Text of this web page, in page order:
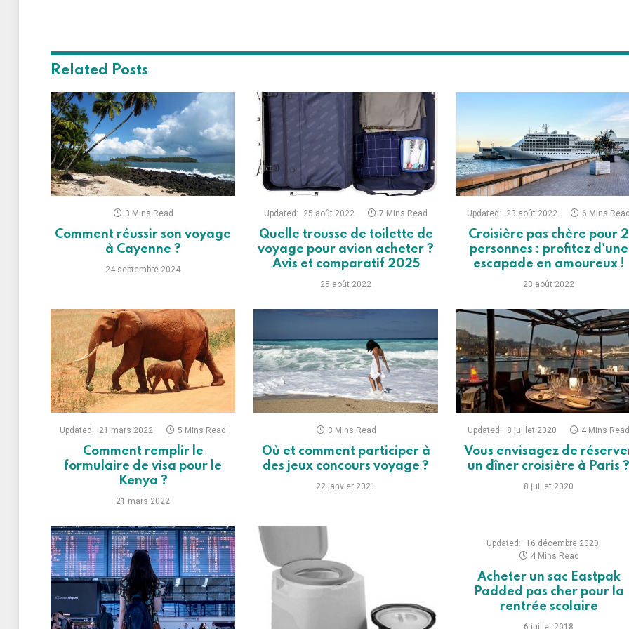
Related Posts
3 Mins Read
Comment réussir son voyage
à Cayenne ?
24 septembre 2024
Updated: 25 août 2022 7 Mins Read
Quelle trousse de toilette de
voyage pour avion acheter ?
Avis et comparatif 2025
25 août 2022
Updated: 23 août 2022 6 Mins
Croisière pas chère pour 2
personnes : profitez d’une
escapade en amoureux !
23 août 2022
Updated: 21 mars 2022 5 Mins Read
Comment remplir le
formulaire de visa pour le
Kenya ?
21 mars 2022
3 Mins Read
Où et comment participer à
des jeux concours voyage ?
22 janvier 2021
Updated: 8 juillet 2020 4 Mins
Vous envisagez de
un dîner croisière à Paris
8 juillet 2020
Updated:
16 décembre 2020
4 Mins Read
Acheter un sac Eastpak
Padded pas cher pour la
rentrée scolaire